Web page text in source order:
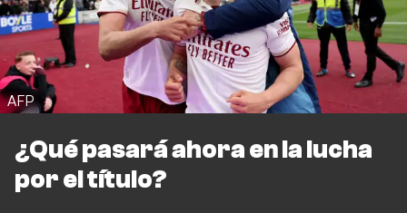
AFP
¿Qué pasará ahora en la lucha
por el título?